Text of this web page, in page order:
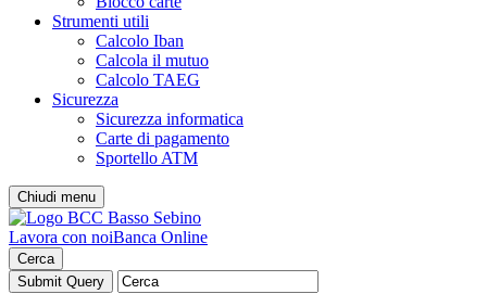
Strumenti utili
Calcolo Iban
Calcola il mutuo
Calcolo TAEG
Sicurezza
Sicurezza informatica
Carte di pagamento
Sportello ATM
Chiudi menu
Lavora con noiBanca Online
Cerca